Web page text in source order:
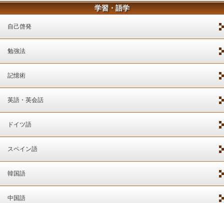
学習・語学
自己啓発
勉強法
記憶術
英語・英会話
ドイツ語
スペイン語
韓国語
中国語